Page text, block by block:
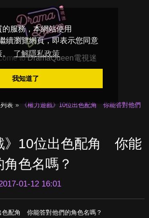
服務，本網站使用
續瀏覽網頁，即表示您同意
了解隱私政策
我知道了
toDramaQueen電視迷
表
《權力遊戲》10位出色配角 你能答對他們
》10位出色配角 你能
色名嗎？
01-12 16:01